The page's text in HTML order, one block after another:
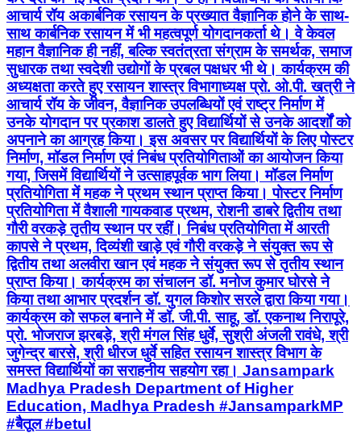
आचार्य रॉय अकार्बनिक रसायन के प्रख्यात वैज्ञानिक होने के साथ-
साथ कार्बनिक रसायन में भी महत्वपूर्ण योगदानकर्ता थे। वे केवल
महान वैज्ञानिक ही नहीं, बल्कि स्वतंत्रता संग्राम के समर्थक, समाज
सुधारक तथा स्वदेशी उद्योगों के प्रबल पक्षधर भी थे। कार्यक्रम की
अध्यक्षता करते हुए रसायन शास्त्र विभागाध्यक्ष प्रो. ओ.पी. खत्री ने
आचार्य रॉय के जीवन, वैज्ञानिक उपलब्धियों एवं राष्ट्र निर्माण में
उनके योगदान पर प्रकाश डालते हुए विद्यार्थियों से उनके आदर्शों को
अपनाने का आग्रह किया। इस अवसर पर विद्यार्थियों के लिए पोस्टर
निर्माण, मॉडल निर्माण एवं निबंध प्रतियोगिताओं का आयोजन किया
गया, जिसमें विद्यार्थियों ने उत्साहपूर्वक भाग लिया। मॉडल निर्माण
प्रतियोगिता में महक ने प्रथम स्थान प्राप्त किया। पोस्टर निर्माण
प्रतियोगिता में वैशाली गायकवाड प्रथम, रोशनी डाबरे द्वितीय तथा
गौरी वरकड़े तृतीय स्थान पर रहीं। निबंध प्रतियोगिता में आरती
कापसे ने प्रथम, दिव्यंशी खाड़े एवं गौरी वरकड़े ने संयुक्त रूप से
द्वितीय तथा अलवीरा खान एवं महक ने संयुक्त रूप से तृतीय स्थान
प्राप्त किया। कार्यक्रम का संचालन डॉ. मनोज कुमार घोरसे ने
किया तथा आभार प्रदर्शन डॉ. युगल किशोर सरले द्वारा किया गया।
कार्यक्रम को सफल बनाने में डॉ. जी.पी. साहू, डॉ. एकनाथ निरापूरे,
प्रो. भोजराज झरबड़े, श्री मंगल सिंह धुर्वे, सुश्री अंजली रावंधे, श्री
जुगेन्द्र बारसे, श्री धीरज धुर्वे सहित रसायन शास्त्र विभाग के
समस्त विद्यार्थियों का सराहनीय सहयोग रहा। Jansampark
Madhya Pradesh Department of Higher
Education, Madhya Pradesh #JansamparkMP
#बैतूल #betul